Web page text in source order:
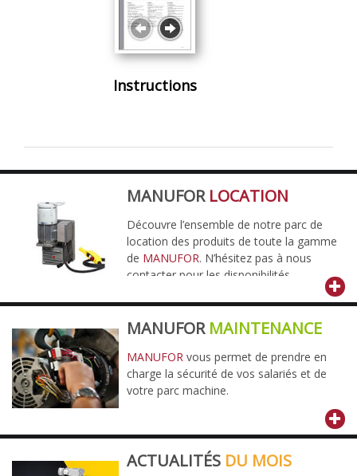
Instructions
MANUFOR LOCATION
Découvre l’ensemble de notre parc de
location des produits de toute la gamme
de MANUFOR. N’hésitez pas à nous
contacter pour les disponibilités.
MANUFOR MAINTENANCE
MANUFOR vous permet de prendre en
charge la sécurité de vos salariés et de
votre parc machine.
ACTUALITÉS DU MOIS